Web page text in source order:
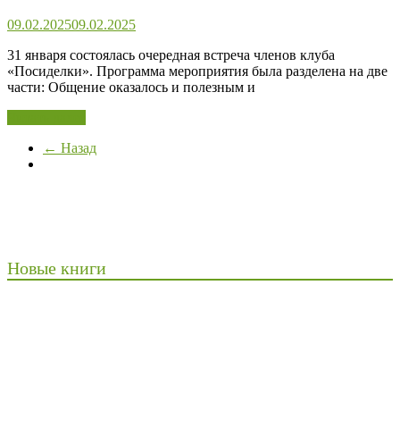
09.02.202509.02.2025
31 января состоялась очередная встреча членов клуба
«Посиделки». Программа мероприятия была разделена на две
части: Общение оказалось и полезным и
← Назад
Новые книги